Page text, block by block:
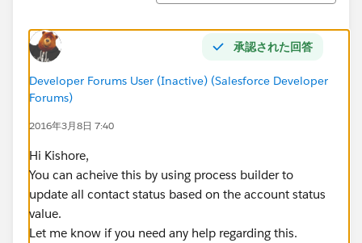
承認された回答
Developer Forums User (Inactive) (Salesforce Developer
Forums)
2016年3月8日 7:40
Hi Kishore,
You can acheive this by using process builder to
update all contact status based on the account status
value.
Let me know if you need any help regarding this.